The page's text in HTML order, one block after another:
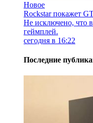
Новое
Rockstar покажет
Не исключено, что
геймплей.
сегодня в 16:22
Последние